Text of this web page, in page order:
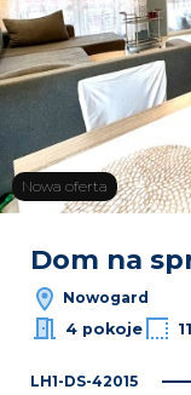
Nowa oferta
Dom na
Nowogard
4 pokoje
LH1-DS-42015